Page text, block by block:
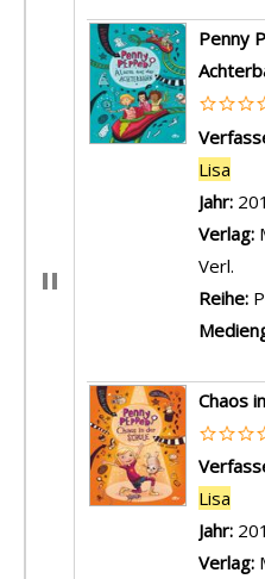
Penny
Lisa
Jahr:
Verlag:
Verl.
Reihe:
Chaos
Lisa
Jahr:
Verlag: